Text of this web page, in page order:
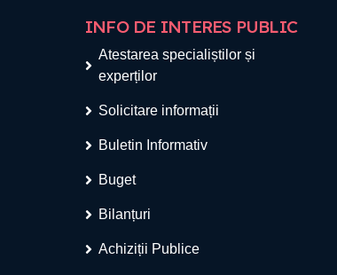
INFO DE INTERES PUBLIC
Atestarea specialiștilor și
experților
Solicitare informații
Buletin Informativ
Buget
Bilanțuri
Achiziții Publice